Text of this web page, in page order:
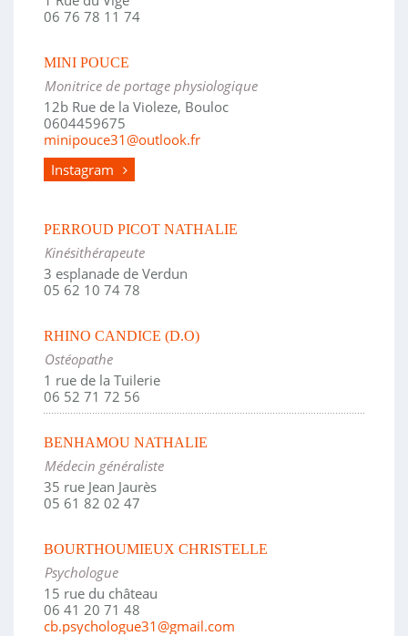
06 76 78 11 74
MINI POUCE
Monitrice de portage physiologique
12b Rue de la Violeze, Bouloc
0604459675
minipouce31@outlook.fr
Instagram
PERROUD PICOT NATHALIE
Kinésithérapeute
3 esplanade de Verdun
05 62 10 74 78
RHINO CANDICE (D.O)
Ostéopathe
1 rue de la Tuilerie
06 52 71 72 56
BENHAMOU NATHALIE
Médecin généraliste
35 rue Jean Jaurès
05 61 82 02 47
BOURTHOUMIEUX CHRISTELLE
Psychologue
15 rue du château
06 41 20 71 48
cb.psychologue31@gmail.com